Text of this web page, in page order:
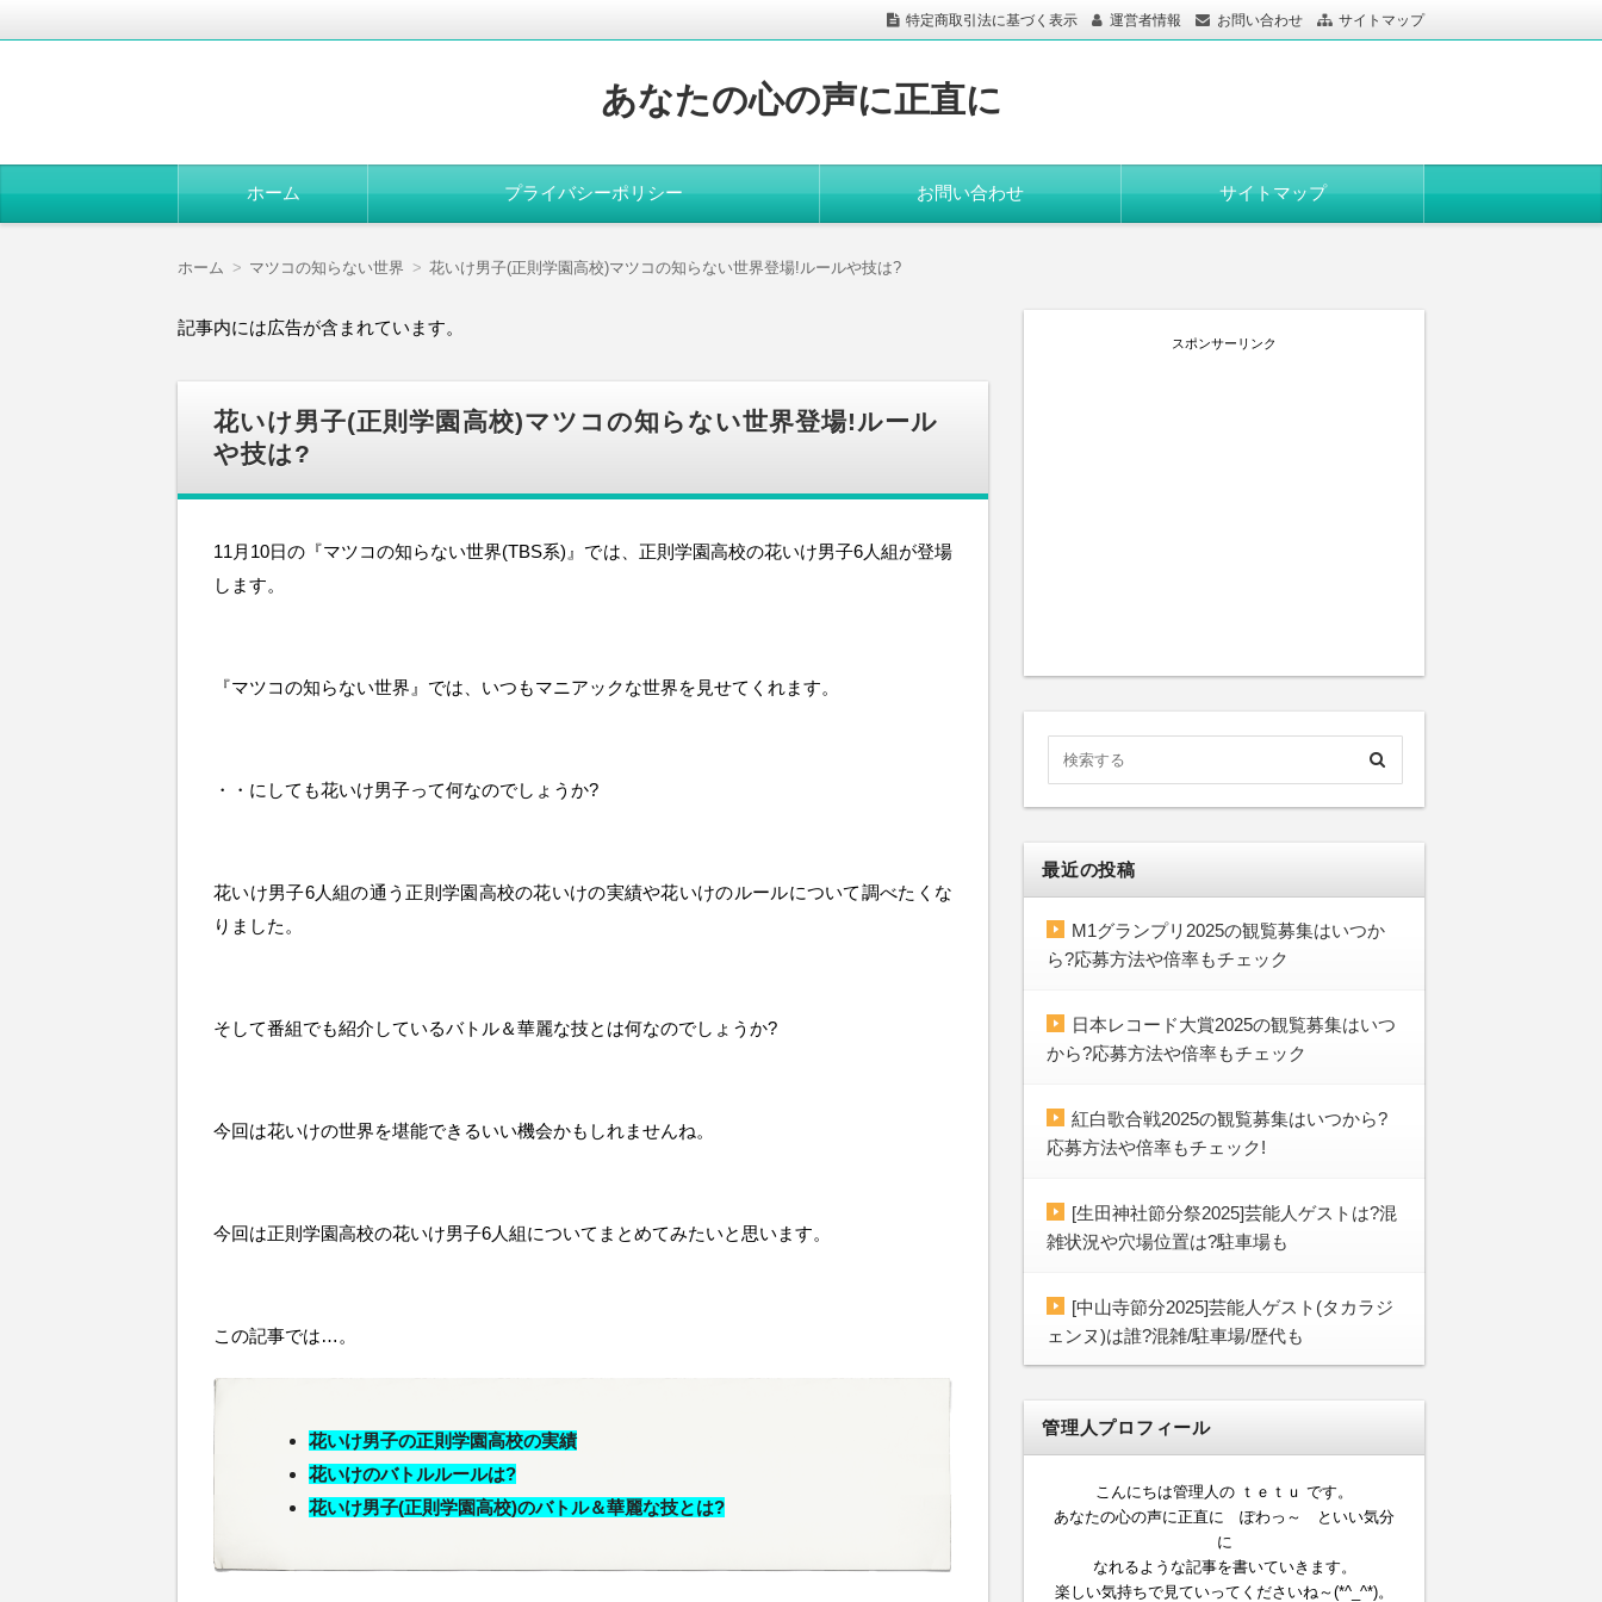
特定商取引法に基づく表示 運営者情報 お問い合わせ サイトマップ
あなたの心の声に正直に
ン
ホーム プライバシーポリシー お問い合わせ サイトマップ
ホーム マツコの知らない世界 花いけ男子(正則学園高校)マツコの知らない世界登場!ルールや技は?
記事内には広告が含まれています。
花いけ男子(正則学園高校)マツコの知らない世界登場!ルール
や技は?
11月10日の『マツコの知らない世界(TBS系)』では、正則学園高校の花いけ男子6人組が登場
します。
『マツコの知らない世界』では、いつもマニアックな世界を見せてくれます。
・・にしても花いけ男子って何なのでしょうか?
花いけ男子6人組の通う正則学園高校の花いけの実績や花いけのルールについて調べたくな
りました。
そして番組でも紹介しているバトル＆華麗な技とは何なのでしょうか?
今回は花いけの世界を堪能できるいい機会かもしれませんね。
今回は正則学園高校の花いけ男子6人組についてまとめてみたいと思います。
この記事では…。
花いけ男子の正則学園高校の実績
花いけのバトルルールは?
花いけ男子(正則学園高校)のバトル＆華麗な技とは?
スポンサーリンク
最近の投稿
M1グランプリ2025の観覧募集はいつか
ら?応募方法や倍率もチェック
日本レコード大賞2025の観覧募集はいつ
から?応募方法や倍率もチェック
紅白歌合戦2025の観覧募集はいつから?
応募方法や倍率もチェック!
[生田神社節分祭2025]芸能人ゲストは?混
雑状況や穴場位置は?駐車場も
[中山寺節分2025]芸能人ゲスト(タカラジ
ェンヌ)は誰?混雑/駐車場/歴代も
管理人プロフィール
こんにちは管理人の ｔｅｔｕ です。
あなたの心の声に正直に ぽわっ～ といい気分
に
なれるような記事を書いていきます。
楽しい気持ちで見ていってくださいね～(*^_^*)。